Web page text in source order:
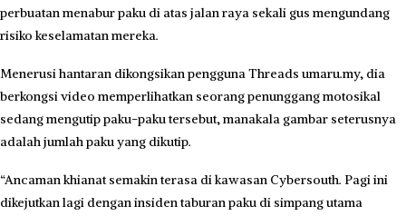
perbuatan menabur paku di atas jalan raya sekali gus mengundang
risiko keselamatan mereka.
Menerusi hantaran dikongsikan pengguna Threads umaru.my, dia
berkongsi video memperlihatkan seorang penunggang motosikal
sedang mengutip paku-paku tersebut, manakala gambar seterusnya
adalah jumlah paku yang dikutip.
“Ancaman khianat semakin terasa di kawasan Cybersouth. Pagi ini
dikejutkan lagi dengan insiden taburan paku di simpang utama